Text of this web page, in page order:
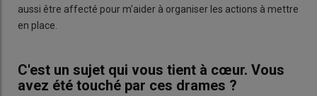
aussi être affecté pour m'aider à organiser les actions à mettre
en place.
C'est un sujet qui vous tient à cœur. Vous
avez été touché par ces drames ?